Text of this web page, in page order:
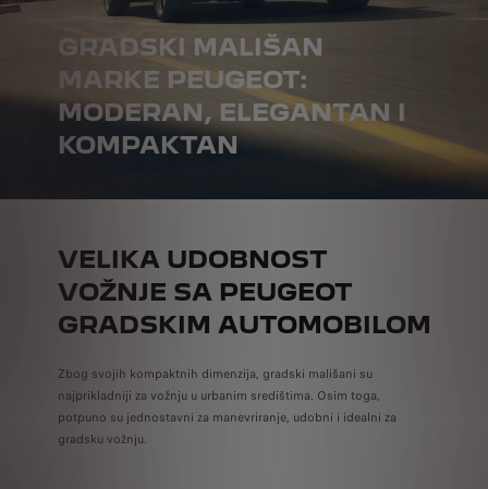
GRADSKI MALIŠAN
MARKE PEUGEOT:
MODERAN, ELEGANTAN I
KOMPAKTAN
VELIKA UDOBNOST
VOŽNJE SA PEUGEOT
GRADSKIM AUTOMOBILOM
Zbog svojih kompaktnih dimenzija, gradski mališani su
najprikladniji za vožnju u urbanim središtima. Osim toga,
potpuno su jednostavni za manevriranje, udobni i idealni za
gradsku vožnju.